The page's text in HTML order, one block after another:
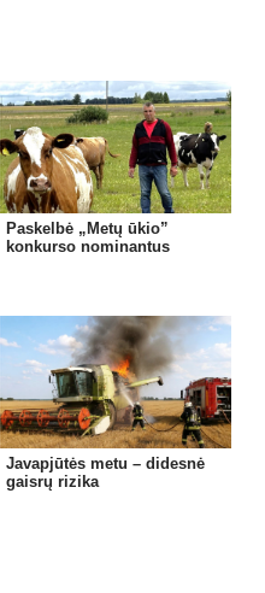
Paskelbė „Metų ūkio”
konkurso nominantus
Javapjūtės metu – didesnė
gaisrų rizika